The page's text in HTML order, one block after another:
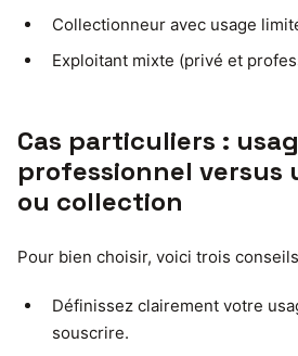
Collectionneur avec usage
Exploitant mixte (privé et
Cas particuliers :
professionnel versus
ou collection
Pour bien choisir, voici trois
Définissez clairement votre
souscrire.